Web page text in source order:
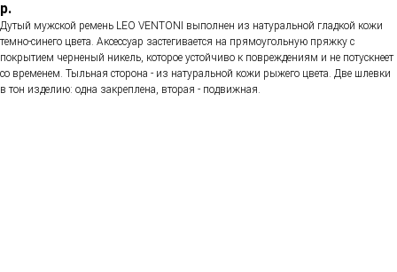
р.
Дутый мужской ремень LEO VENTONI выполнен из натуральной гладкой кожи
темно-синего цвета. Аксессуар застегивается на прямоугольную пряжку с
покрытием черненый никель, которое устойчиво к повреждениям и не потускнеет
со временем. Тыльная сторона - из натуральной кожи рыжего цвета. Две шлевки
в тон изделию: одна закреплена, вторая - подвижная.